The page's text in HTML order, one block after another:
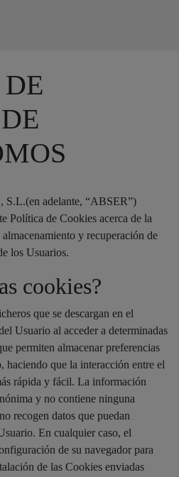
adelante, “ABSER”)
Política de Cookies acerca de la
y recuperación de
los Usuarios.
cookies?
que se descargan en el
Usuario al acceder a determinadas
permiten almacenar preferencias
haciendo que la interacción entre el
rápida y fácil. La información
y no contiene ninguna
recogen datos que puedan
En cualquier caso, el
de su navegador para
de las Cookies enviadas